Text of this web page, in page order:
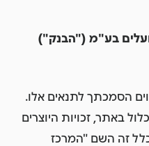
בע"מ ("הבנק")
הסמכתך לתנאים אלו.
באתר, זכויות היוצרים
זה השם "המרכז